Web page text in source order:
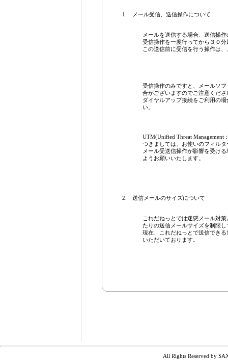
1. メール受信、送信操作について
メールを送信する場合、送信操
受信操作を一度行ってから３０
この送信前に受信を行う操作は
受信操作のみですと、メールソ
合がございますのでご注意くださ
ダイヤルアップ接続をご利用の
い。
UTM(Unified Threat Management
つきましては、お使いのフィル
メール受送信操作が影響を受け
ようお願いいたします。
2. 送信メールのサイズについて
これだねっとでは迷惑メール対
たりの送信メールサイズを制限
現在、これだねっとで送信でき
いただいております。
All Rights Reserved by